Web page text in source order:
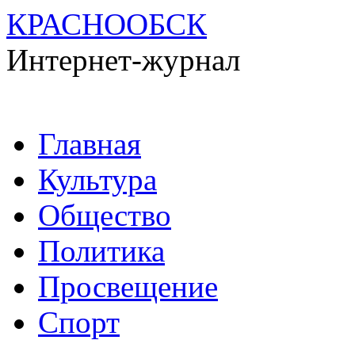
КРАСНООБСК
Интернет-журнал
Перейти
содержимому
Главная
Культура
Общество
Политика
Просвещение
Спорт